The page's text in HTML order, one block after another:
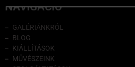
NAVIGÁCIÓ
GALÉRIÁNKRÓL
BLOG
KIÁLLÍTÁSOK
MŰVÉSZEINK